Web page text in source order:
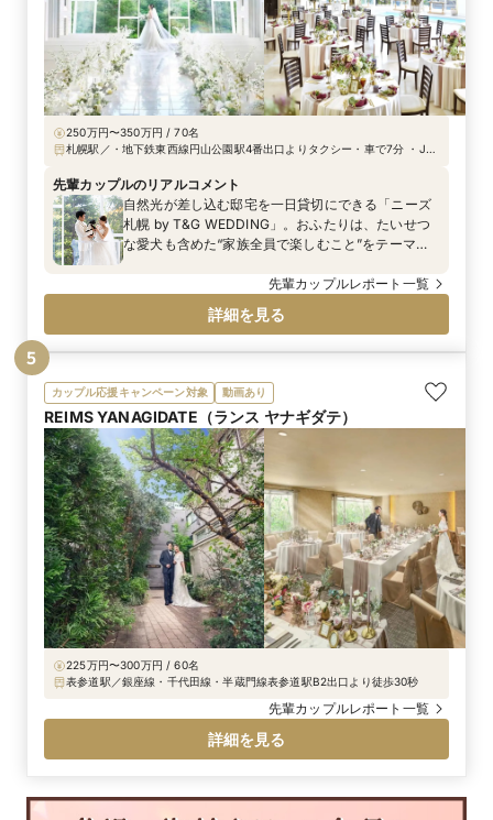
250万円〜350万円 / 70名
札幌駅／・地下鉄東西線円山公園駅4番出口よりタクシー・車で7分 ・JR
地下鉄東西線円山公園駅～伏見町高台下車徒歩1分
先輩カップルのリアルコメント
自然光が差し込む邸宅を一日貸切にできる「ニーズ
札幌 by T&G WEDDING」。おふたりは、たいせつ
な愛犬も含めた“家族全員で楽しむこと”をテーマ
グを実現しました。ゲストとの距離が近く、どの瞬
間も笑顔が広がる、あたたかな一日となりました。
先輩カップルレポート一覧
詳細を見る
カップル応援キャンペーン対象 動画あり
REIMS YANAGIDATE（ランス ヤナギダテ）
225万円〜300万円 / 60名
表参道駅／銀座線・千代田線・半蔵門線表参道駅B2出口より徒歩30秒
先輩カップルレポート一覧
詳細を見る
5